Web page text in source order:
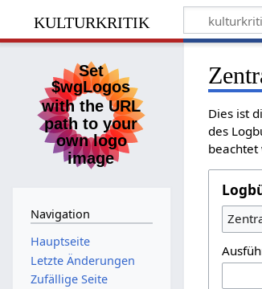
kulturkritik
Dies ist
des
beachtet
Navigation
Hauptseite
Letzte Änderungen
Zufällige Seite